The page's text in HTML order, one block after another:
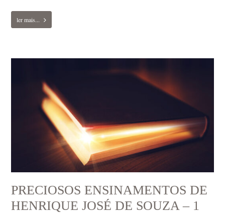
ler mais...
PRECIOSOS ENSINAMENTOS DE
HENRIQUE JOSÉ DE SOUZA – 1